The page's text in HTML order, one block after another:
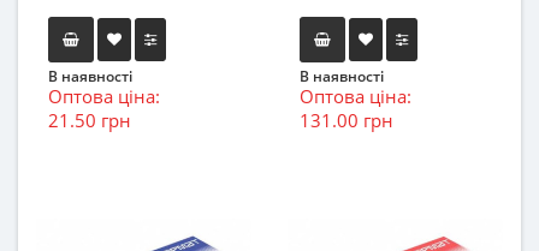
В наявності
Оптова ціна:
21.50 грн
В наявності
Оптова ціна:
131.00 грн